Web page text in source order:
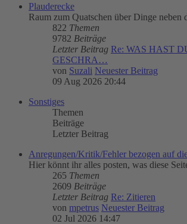
Plauderecke
Raum zum Quatschen über Dinge neben
822 Themen
9782 Beiträge
Letzter Beitrag Re: WAS HAST
GESCHRA…
von Suzali Neuester Beitrag
09 Aug 2026 20:44
Sonstiges
Themen
Beiträge
Letzter Beitrag
Anregungen/Kritik/Fehler bezogen auf
Hier könnt ihr alles posten, was diese
265 Themen
2609 Beiträge
Letzter Beitrag Re: Zitieren
von mpetrus Neuester Beitrag
02 Jul 2026 14:47